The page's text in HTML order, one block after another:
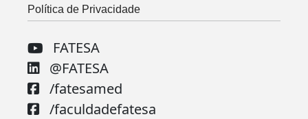
Política de Privacidade
FATESA
@FATESA
/fatesamed
/faculdadefatesa